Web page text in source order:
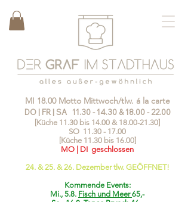
MI 18.00 Motto Mittwoch/tlw. á la carte
DO | FR | SA 11.30 - 14.30&18.00 - 22.00
[Küche 11.30 bis 14.00 & 18.00-21.30]
SO 11.30 - 17.00
[Küche 11.30 bis 16.00]
MO | DI geschlossen
24. & 25. & 26. Dezember tlw. GEÖFFNET!
Kommende Events:
Mi., 5.8. Fisch und Meer65,-